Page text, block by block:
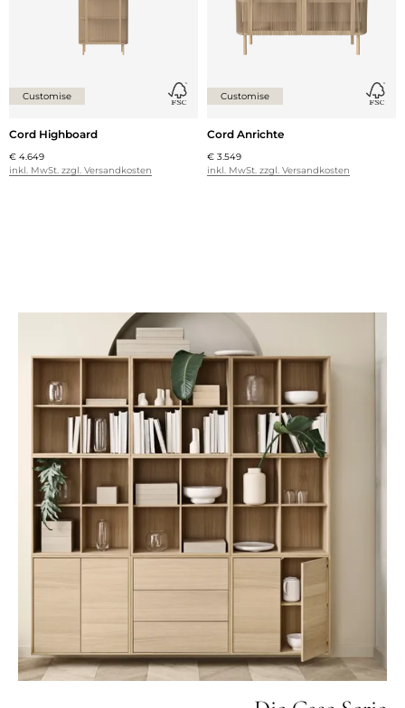
Customise
Cord Highboard
€ 4.649
inkl. MwSt. zzgl. Versandkosten
Customise
Cord Anrichte
€ 3.549
inkl. MwSt. zzgl. Versandkosten